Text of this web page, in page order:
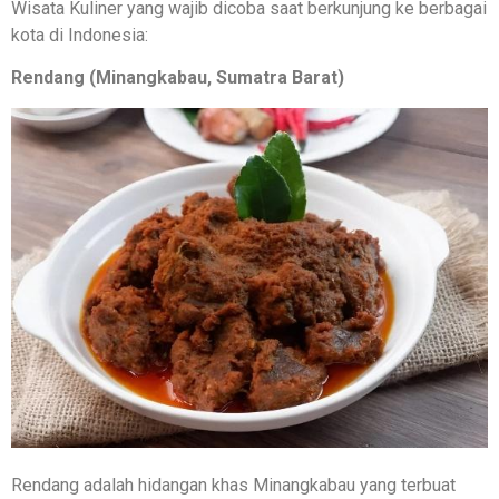
Wisata Kuliner yang wajib dicoba saat berkunjung ke berbagai
kota di Indonesia:
Rendang (Minangkabau, Sumatra Barat)
Rendang adalah hidangan khas Minangkabau yang terbuat